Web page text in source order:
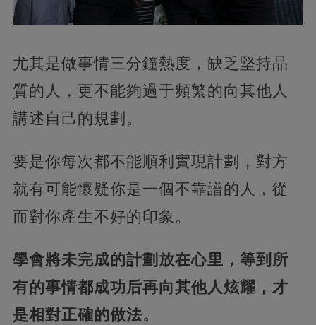
尤其是做事情三分鐘熱度，缺乏堅持品
質的人，更不能夠過于頻繁的向其他人
講述自己的規劃。
要是你每次都不能順利實現計劃，對方
就有可能懷疑你是一個不靠譜的人，從
而對你產生不好的印象。
學會將未完成的計劃放在心里，等到所
有的事情都成功后再向其他人炫耀，才
是相對正確的做法。